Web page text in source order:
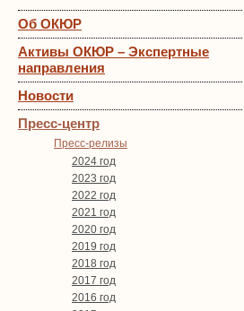
Об ОКЮР
Активы ОКЮР – Экспертные
направления
Новости
Пресс-центр
Пресс-релизы
2024 год
2023 год
2022 год
2021 год
2020 год
2019 год
2018 год
2017 год
2016 год